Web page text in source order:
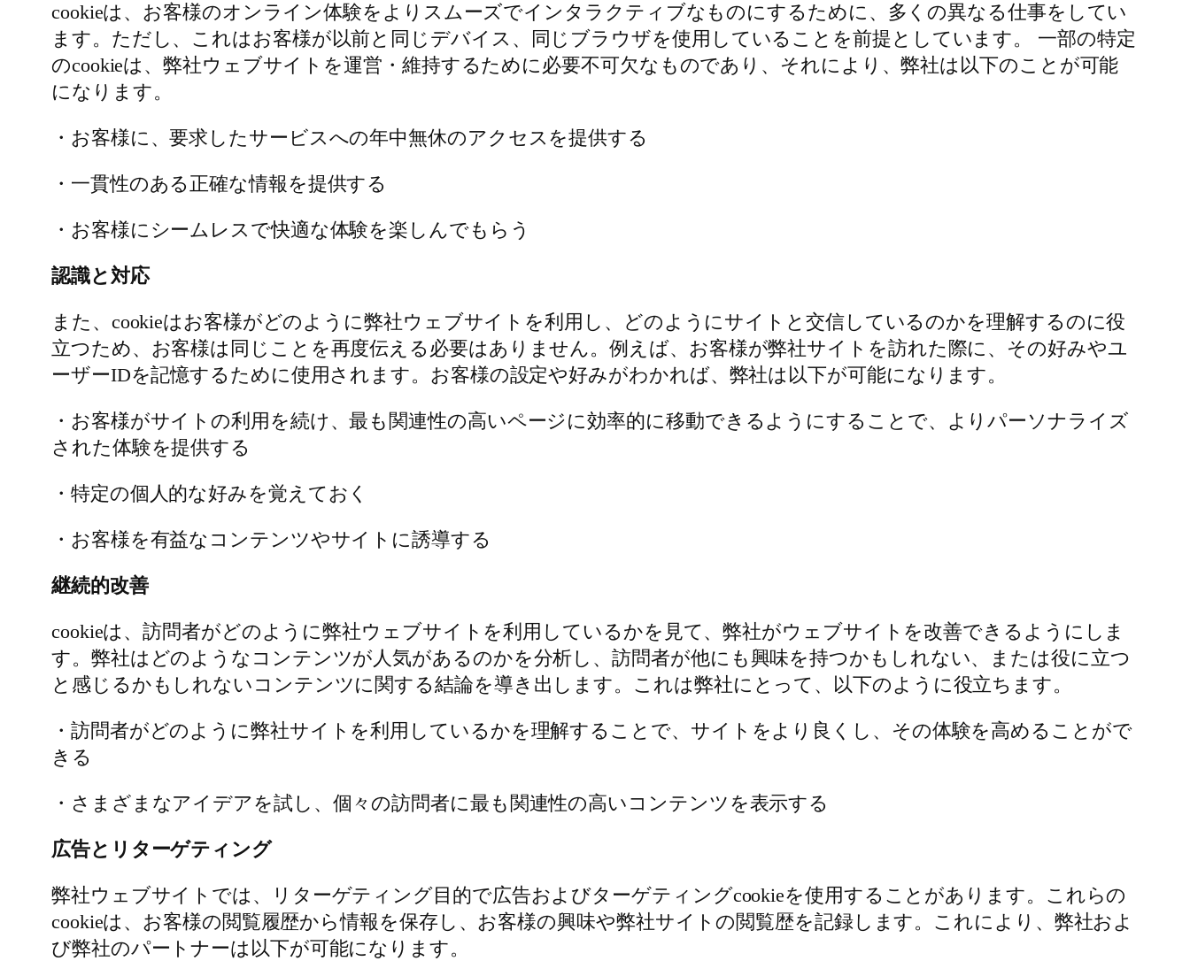
cookieは、お客様のオンライン体験をよりスムーズでインタラクティブなものにするために、多くの異なる仕事をしてい
ます。ただし、これはお客様が以前と同じデバイス、同じブラウザを使用していることを前提としています。 一部の特定
のcookieは、弊社ウェブサイトを運営・維持するために必要不可欠なものであり、それにより、弊社は以下のことが可能
になります。
・お客様に、要求したサービスへの年中無休のアクセスを提供する
・一貫性のある正確な情報を提供する
・お客様にシームレスで快適な体験を楽しんでもらう
認識と対応
また、cookieはお客様がどのように弊社ウェブサイトを利用し、どのようにサイトと交信しているのかを理解するのに役
立つため、お客様は同じことを再度伝える必要はありません。例えば、お客様が弊社サイトを訪れた際に、その好みやユ
ーザーIDを記憶するために使用されます。お客様の設定や好みがわかれば、弊社は以下が可能になります。
・お客様がサイトの利用を続け、最も関連性の高いページに効率的に移動できるようにすることで、よりパーソナライズ
された体験を提供する
・特定の個人的な好みを覚えておく
・お客様を有益なコンテンツやサイトに誘導する
継続的改善
cookieは、訪問者がどのように弊社ウェブサイトを利用しているかを見て、弊社がウェブサイトを改善できるようにしま
す。弊社はどのようなコンテンツが人気があるのかを分析し、訪問者が他にも興味を持つかもしれない、または役に立つ
と感じるかもしれないコンテンツに関する結論を導き出します。これは弊社にとって、以下のように役立ちます。
・訪問者がどのように弊社サイトを利用しているかを理解することで、サイトをより良くし、その体験を高めることがで
きる
・さまざまなアイデアを試し、個々の訪問者に最も関連性の高いコンテンツを表示する
広告とリターゲティング
弊社ウェブサイトでは、リターゲティング目的で広告およびターゲティングcookieを使用することがあります。これらの
cookieは、お客様の閲覧履歴から情報を保存し、お客様の興味や弊社サイトの閲覧歴を記録します。これにより、弊社およ
び弊社のパートナーは以下が可能になります。